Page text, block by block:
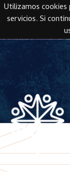
Utilizamos
servicios. Si
Skip to main content